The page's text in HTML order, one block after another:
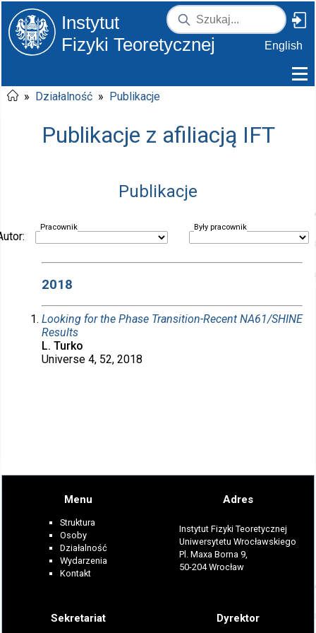
Instytut
Fizyki Teoretycznej
English
» Działalność » Publikacje
Publikacje z afiliacją IFT
Publikacje
Pracownik Były pracownik
2018
Looking for the Phase Transition-Recent NA61/SHINE
Results
L. Turko
Universe 4, 52, 2018
Menu
Struktura
Osoby
Działalność
Wydarzenia
Kontakt
Adres
Instytut Fizyki Teoretycznej
Uniwersytetu Wrocławskiego
Pl. Maxa Borna 9,
50-204 Wrocław
Sekretariat Dyrektor